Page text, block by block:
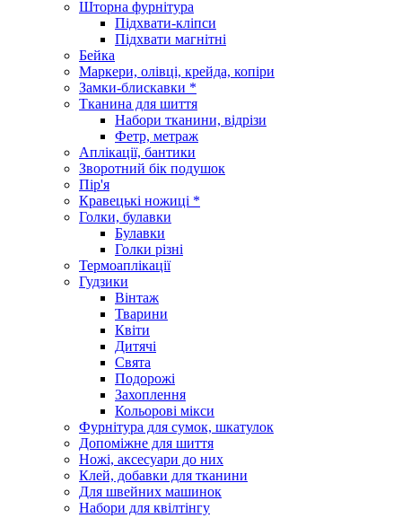
Шторна фурнітура
Підхвати-кліпси
Підхвати магнітні
Бейка
Маркери, олівці, крейда, копіри
Замки-блискавки *
Тканина для шиття
Набори тканини, відрізи
Фетр, метраж
Аплікації, бантики
Зворотний бік подушок
Пір'я
Кравецькі ножиці *
Голки, булавки
Булавки
Голки різні
Термоаплікації
Гудзики
Вінтаж
Тварини
Квіти
Дитячі
Свята
Подорожі
Захоплення
Кольорові мікси
Фурнітура для сумок, шкатулок
Допоміжне для шиття
Ножі, аксесуари до них
Клей, добавки для тканини
Для швейних машинок
Набори для квілтінгу